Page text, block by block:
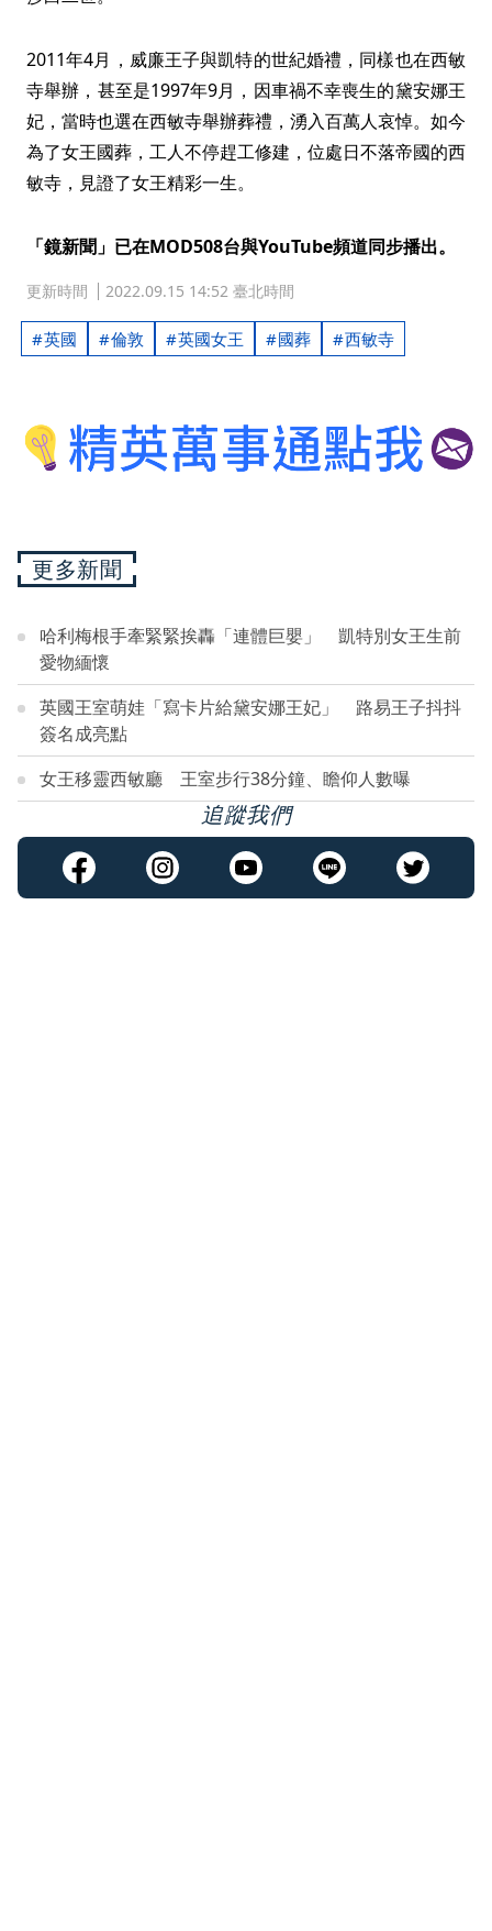
2011年4月，威廉王子與凱特的世紀婚禮，同樣也在西敏
寺舉辦，甚至是1997年9月，因車禍不幸喪生的黛安娜王
妃，當時也選在西敏寺舉辦葬禮，湧入百萬人哀悼。如今
為了女王國葬，工人不停趕工修建，位處日不落帝國的西
敏寺，見證了女王精彩一生。
「鏡新聞」已在MOD508台與YouTube頻道同步播出。
更新時間 2022.09.15 14:52 臺北時間
英國 倫敦 英國女王 國葬 西敏寺
更多新聞
哈利梅根手牽緊緊挨轟「連體巨嬰」 凱特別女王生前
愛物緬懷
英國王室萌娃「寫卡片給黛安娜王妃」 路易王子抖抖
簽名成亮點
女王移靈西敏廳 王室步行38分鐘、瞻仰人數曝
追蹤我們